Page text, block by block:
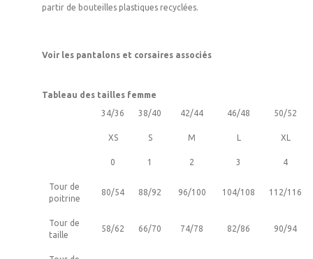
partir de bouteilles plastiques recyclées.
Voir les pantalons et corsaires associés
Tableau des tailles femme
34/36
38/40 42/44 46/48 50/52
XS S M L XL
0 1 2 3 4
Tour de
poitrine
80/54 88/92 96/100 104/108 112/116
Tour de
taille
58/62 66/70 74/78 82/86 90/94